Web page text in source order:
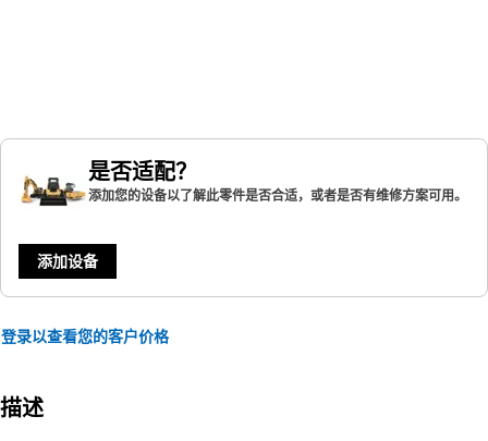
是否适配？
添加您的设备以了解此零件是否合适，或者是否有维修方案可用。
添加设备
登录以查看您的客户价格
描述